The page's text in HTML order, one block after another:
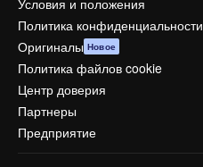
Условия и положения
Политика конфиденциальности
Оригиналы Новое
Политика файлов cookie
Центр доверия
Партнеры
Предприятие